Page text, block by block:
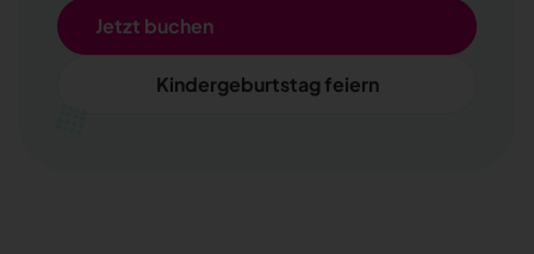
Jetzt buchen
Kindergeburtstag feiern